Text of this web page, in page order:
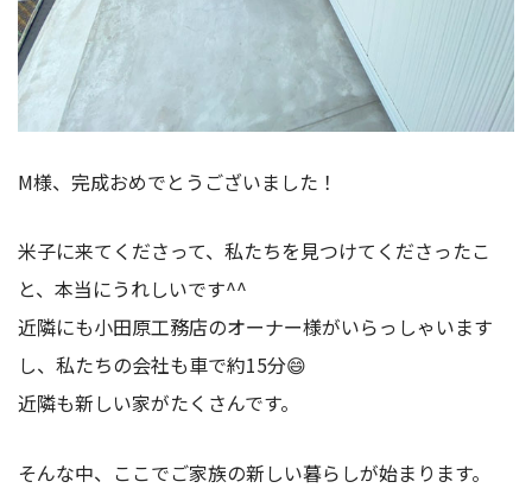
M様、完成おめでとうございました！
米子に来てくださって、私たちを見つけてくださったこ
と、本当にうれしいです^^
近隣にも小田原工務店のオーナー様がいらっしゃいます
し、私たちの会社も車で約15分😄
近隣も新しい家がたくさんです。
そんな中、ここでご家族の新しい暮らしが始まります。